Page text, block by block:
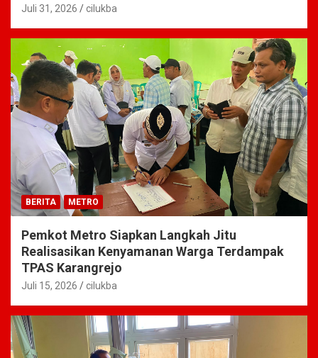
Juli 31, 2026 cilukba
BERITA METRO
Pemkot Metro Siapkan Langkah Jitu
Realisasikan Kenyamanan Warga Terdampak
TPAS Karangrejo
Juli 15, 2026 cilukba